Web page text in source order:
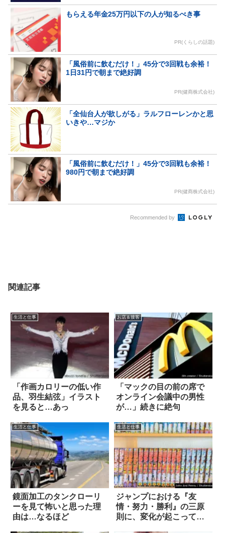
もらえる年金25万円以下の人が知るべき事
PR(くらしの話題)
「風俗前に飲むだけ！」45分で3回戦も余裕！
1日31円で朝まで絶好調
PR(健商株式会社)
「全仙台人が欲しがる」ラルフローレンかと思
いきや…マジか
「風俗前に飲むだけ！」45分で3回戦も余裕！
980円で朝まで絶好調
PR(健商株式会社)
Recommended by
関連記事
生活と仕事
「作画カロリーの低い作
品、羽生結弦」イラスト
を見ると…あっ
お店＆接客
「マックの目の前の席で
オンライン会議中の男性
が…」続きに絶句
生活と仕事
鏡面加工のタンクローリ
ーを見て怖いと思った理
由は…なるほど
生活と仕事
ジャンプにおける『友
情・努力・勝利』の三原
則に、変化が起こってい